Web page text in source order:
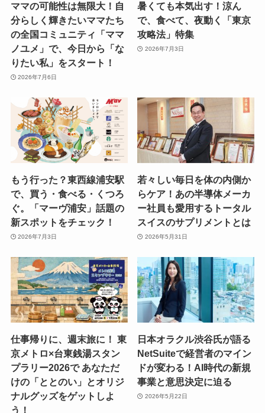
ママの可能性は無限大！自
分らしく輝きたいママたち
の全国コミュニティ「ママ
ノユメ」で、今日から「な
りたい私」をスタート！
2026年7月6日
暑くても本気出す！涼ん
で、食べて、夜動く「東京
攻略法」特集
2026年7月3日
もう行った？東西線浦安駅
で、買う・食べる・くつろ
ぐ。「マーヴ浦安」話題の
新スポットをチェック！
2026年7月3日
若々しい毎日を体の内側か
らケア！あの半導体メーカ
ー社員も愛用するトータル
スイスのサプリメントとは
2026年5月31日
仕事帰りに、週末旅に！ 東
京メトロ×台東銭湯スタン
プラリー2026で あなただ
けの「ととのい」とオリジ
ナルグッズをゲットしよ
う！
日本オラクル渋谷氏が語る
NetSuiteで経営者のマイン
ドが変わる！AI時代の新規
事業と意思決定に迫る
2026年5月22日